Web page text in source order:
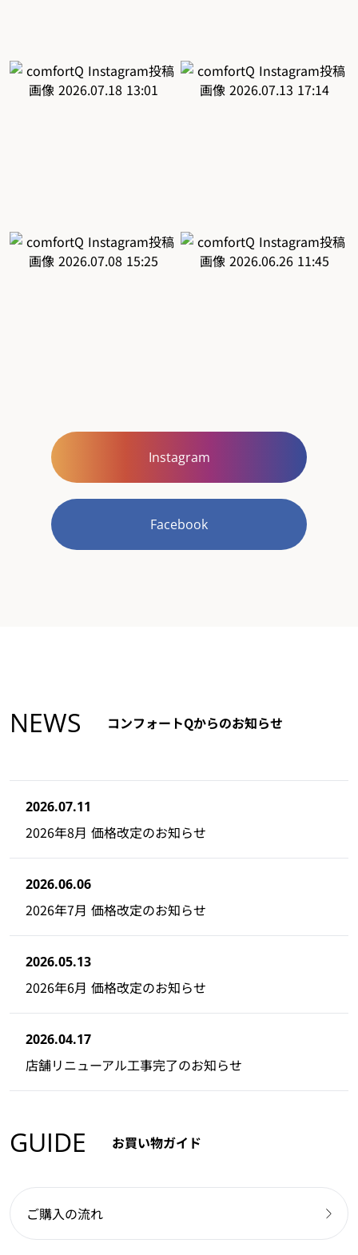
Instagram
Facebook
NEWS コンフォートQからのお知らせ
2026.07.11
2026年8月 価格改定のお知らせ
2026.06.06
2026年7月 価格改定のお知らせ
2026.05.13
2026年6月 価格改定のお知らせ
2026.04.17
店舗リニューアル工事完了のお知らせ
GUIDE お買い物ガイド
ご購入の流れ